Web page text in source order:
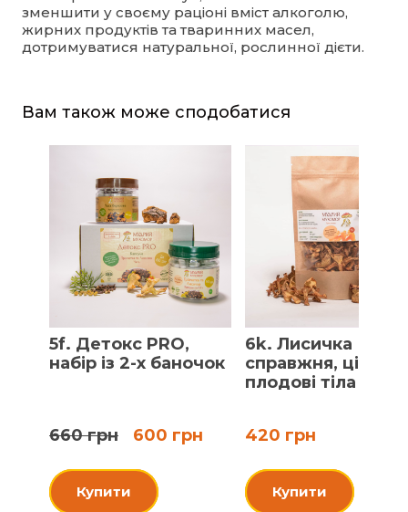
зменшити у своєму раціоні вміст алкоголю,
жирних продуктів та тваринних масел,
дотримуватися натуральної, рослинної дієти.
Вам також може сподобатися
5f. Детокс PRO,
набір із 2-х баночок
660 грн 600 грн
Купити
6k. Лисичка
справжня, цілі
плодові тіла
420 грн
Купити